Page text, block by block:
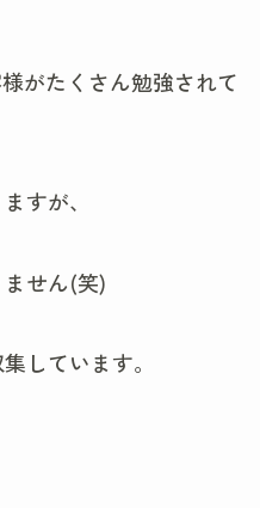
がたくさん勉強されて
すが、
せん(笑)
しています。